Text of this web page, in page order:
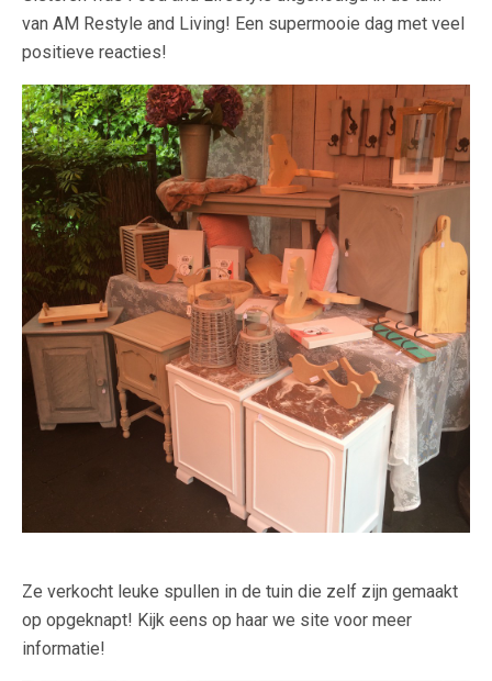
van AM Restyle and Living! Een supermooie dag met veel
positieve reacties!
Ze verkocht leuke spullen in de tuin die zelf zijn gemaakt
op opgeknapt! Kijk eens op haar we site voor meer
informatie!